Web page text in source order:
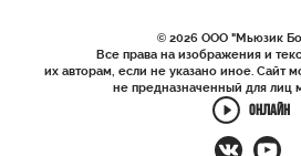
© 2026 ООО "Мьюзик
Все права на изображения и
их авторам, если не указано иное. Сайт
не предназначенный для лиц
ОНЛАЙН